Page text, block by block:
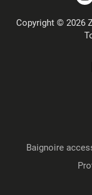
Copyright © 2026
Baignoire